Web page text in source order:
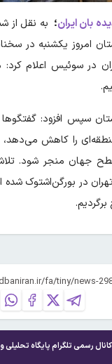
بان ایران؛ به نقل از
امروز یکشنبه در
در سوئیس اعلام کرد:
سپس افزود: گفتگوها
را کاهش می‌دهد،
جهان منجر شود.
تهران در بورگن‌اشتوک
کانال رسمی تلگرام پایگاه